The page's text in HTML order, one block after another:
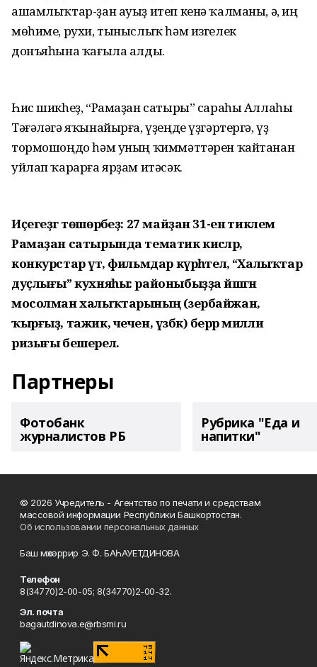
ашамлыҡтар-ҙан ауыҙ итеп кенә ҡалманы, ә, иң
мөһиме, рухи, тыныслыҡ һәм изгелек
донъяһына ҡағыла алды.
Һис шикһеҙ, “Рамаҙан сатыры” сараһы Аллаһы
Тәғәләгә яҡынайырға, үҙеңде үҙгәртергә, үҙ
тормошоңдо һәм уның ҡиммәттәрен ҡайтанан
уйлап ҡарарға ярҙам итәсәк.
Иҫегеҙгә төшөрәбеҙ: 27 майҙан 31-енә тиклем
Рамаҙан сатырында тематик кисәләр,
конкурстар үтә, фильмдар күрһәтелә, “Халыҡтар
дуҫлығы” кухняһы: районыбыҙҙа йәшәгән
мосолман халыҡтарының (әзербайжан,
ҡырғыҙ, тажик, чечен, үзбәк) берәр милли
ризығы бешерелә.
Партнеры
Фотобанк
журналистов РБ
Рубрика "Еда и
напитки"
© 2026 Учредитель - Агентство по печати и средствам
массовой информации Республики Башкортостан.
Об использовании персональных данных
Баш мөхәррир Э. Ф. БАҺАУЕТДИНОВА
Телефон
8(34770)2-00-05; 8(34770)2-00-32.
Эл. почта
bagautdinova.e@rbsmi.ru